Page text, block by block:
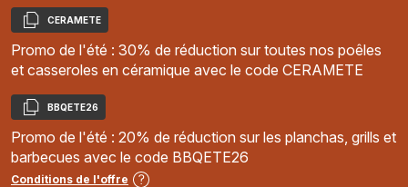
Copier
CERAMETE
Promo de l'été : 30% de réduction sur toutes nos poêles
et casseroles en céramique avec le code CERAMETE
Copier
BBQETE26
Promo de l'été : 20% de réduction sur les planchas, grills et
barbecues avec le code BBQETE26
Conditions de l'offre